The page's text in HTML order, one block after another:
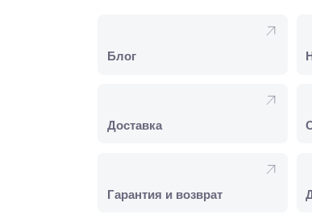
Блог
Доставка
Гарантия и возврат